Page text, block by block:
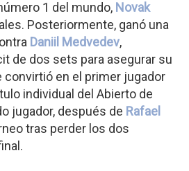
1 del mundo, Novak
Posteriormente, ganó una
Daniil Medvedev,
de dos sets para asegurar su
convirtió en el primer jugador
individual del Abierto de
jugador, después de Rafael
tras perder los dos